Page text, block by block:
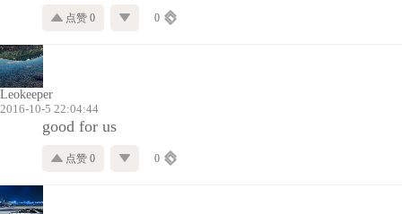
点赞 0 0
Leokeeper
2016-10-5 22:04:44
good for us
点赞 0 0